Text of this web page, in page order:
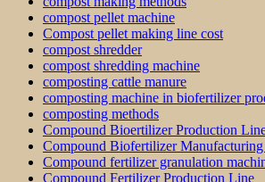
compost pellet machine
Compost pellet making line cost
compost shredder
compost shredding machine
composting cattle manure
composting machine in biofertilizer
composting methods
Compound Bioertilizer Production
Compound Biofertilizer Manufacturing
Compound fertilizer granulation
Compound Fertilizer Production Line